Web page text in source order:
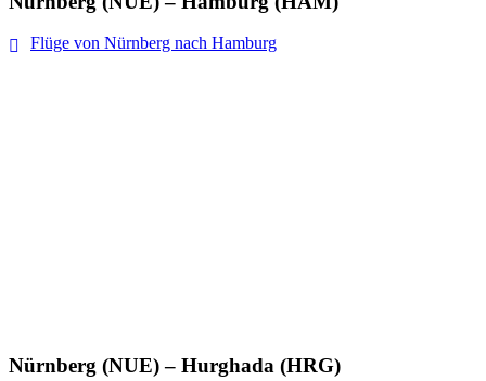
Flüge von Nürnberg nach Hamburg
Nürnberg (NUE) – Hurghada (HRG)